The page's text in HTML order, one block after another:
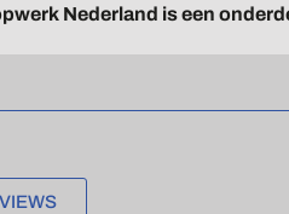
Nederland is een